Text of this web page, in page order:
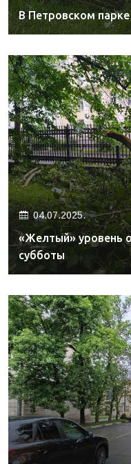
В Петровском
04.07.2025.
«Желтый» уровень
субботы